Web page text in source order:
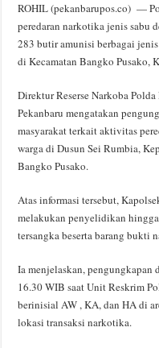
ROHIL (pekanbarupos.co) —
peredaran narkotika jenis sabu
283 butir amunisi berbagai
di Kecamatan Bangko Pusako,
Direktur Reserse Narkoba
Pekanbaru mengatakan
masyarakat terkait aktivitas
warga di Dusun Sei Rumbia,
Bangko Pusako.
Atas informasi tersebut,
melakukan penyelidikan
tersangka beserta barang bukti
Ia menjelaskan,
16.30 WIB saat Unit Reskrim
berinisial AW , KA, dan HA di
lokasi transaksi narkotika.